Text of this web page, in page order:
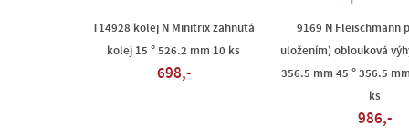
T14928 kolej N Minitrix zahnutá
kolej 15 ° 526.2 mm 10 ks
698,-
9169 N Fleischmann
uložením) oblouková
356.5 mm 45 ° 356.5
ks
986,-